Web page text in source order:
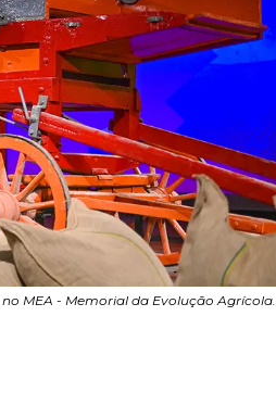
MEA - Memorial da Evolução Agrícola.